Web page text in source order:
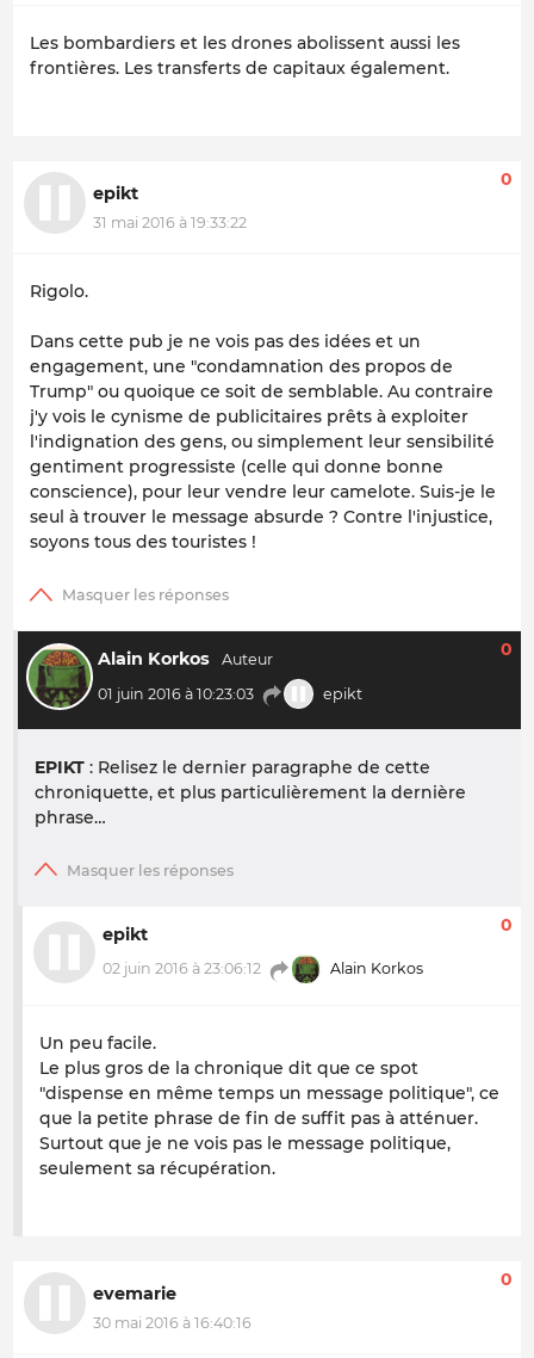
Les bombardiers et les drones abolissent aussi les
frontières. Les transferts de capitaux également.
epikt
31 mai 2016 à 19:33:22
0
Rigolo.
Dans cette pub je ne vois pas des idées et un
engagement, une "condamnation des propos de
Trump" ou quoique ce soit de semblable. Au contraire
j'y vois le cynisme de publicitaires prêts à exploiter
l'indignation des gens, ou simplement leur sensibilité
gentiment progressiste (celle qui donne bonne
conscience), pour leur vendre leur camelote. Suis-je le
seul à trouver le message absurde ? Contre l'injustice,
soyons tous des touristes !
Alain Korkos
01 juin 2016 à 10:23:03 epikt
0
EPIKT : Relisez le dernier paragraphe de cette
chroniquette, et plus particulièrement la dernière
phrase…
epikt
02 juin 2016 à 23:06:12 Alain Korkos
0
Un peu facile.
Le plus gros de la chronique dit que ce spot
"dispense en même temps un message politique", ce
que la petite phrase de fin de suffit pas à atténuer.
Surtout que je ne vois pas le message politique,
seulement sa récupération.
evemarie
30 mai 2016 à 16:40:16
0